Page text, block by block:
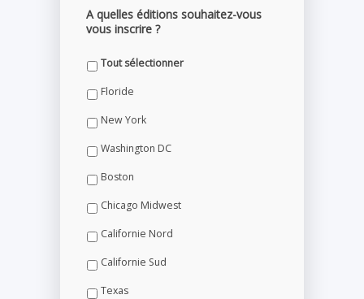
A quelles éditions souhaitez-vous
vous inscrire ?
Tout sélectionner
Floride
New York
Washington DC
Boston
Chicago Midwest
Californie Nord
Californie Sud
Texas